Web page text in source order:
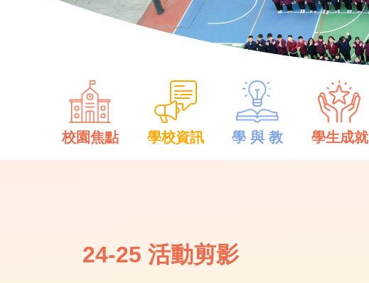
校園焦點 學校資訊 學 與 教 學生成就
24-25 活動剪影